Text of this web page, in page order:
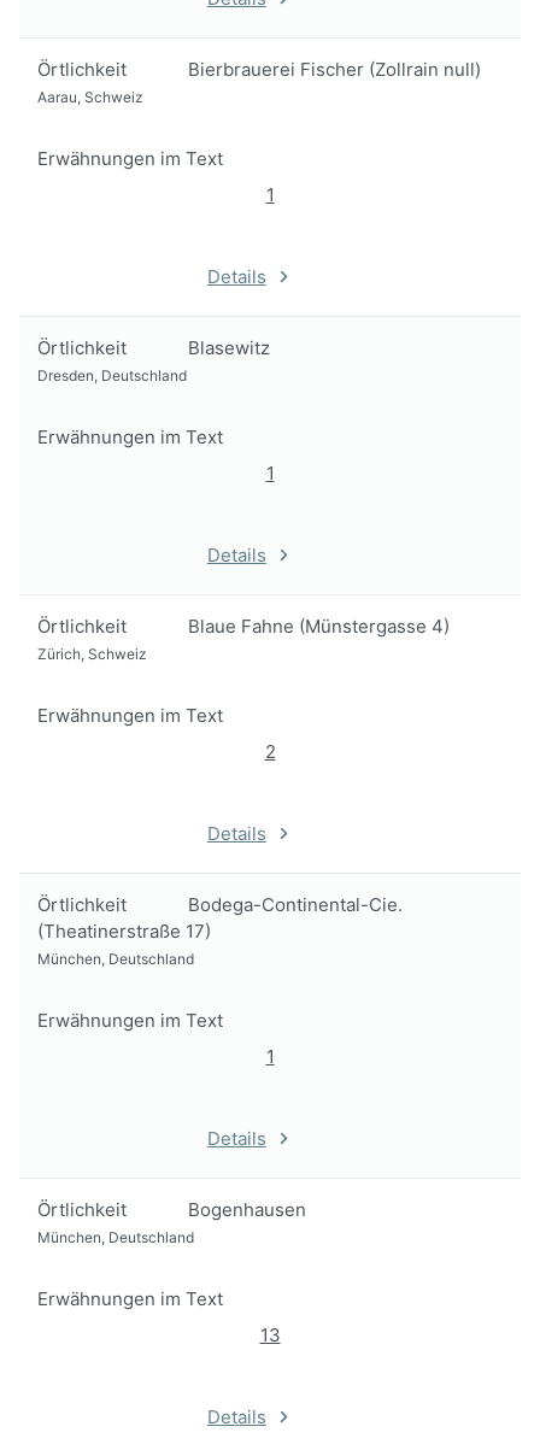
Örtlichkeit Bierbrauerei Fischer (Zollrain null)
Aarau, Schweiz
Erwähnungen im Text
1
Details
Örtlichkeit Blasewitz
Dresden, Deutschland
Erwähnungen im Text
1
Details
Örtlichkeit Blaue Fahne (Münstergasse 4)
Zürich, Schweiz
Erwähnungen im Text
2
Details
Örtlichkeit
Bodega-Continental-Cie.
(Theatinerstraße 17)
München, Deutschland
Erwähnungen im Text
1
Details
Örtlichkeit Bogenhausen
München, Deutschland
Erwähnungen im Text
13
Details